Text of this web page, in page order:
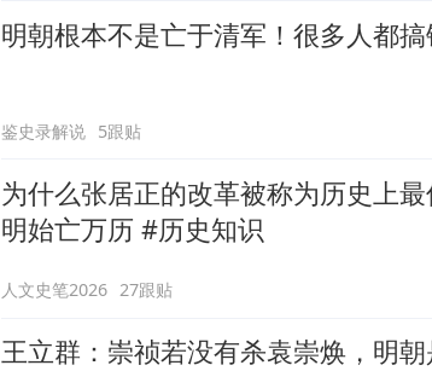
明朝根本不是亡于清军！很多人都搞
鉴史录解说 5跟贴
为什么张居正的改革被称为历史上
明始亡万历 #历史知识
人文史笔2026 27跟贴
王立群：崇祯若没有杀袁崇焕，明